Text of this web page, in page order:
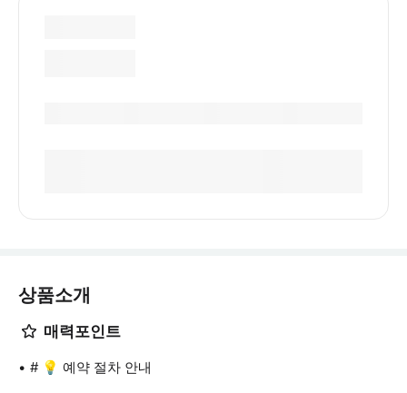
상품소개
매력포인트
# 💡 예약 절차 안내